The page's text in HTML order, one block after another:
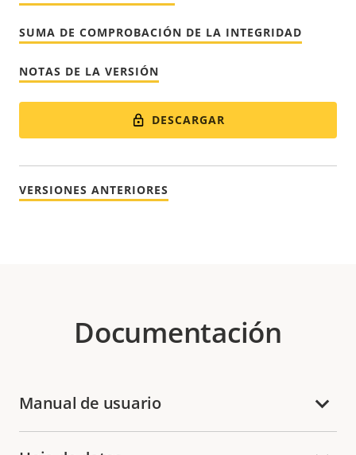
SUMA DE COMPROBACIÓN DE LA INTEGRIDAD
NOTAS DE LA VERSIÓN
DESCARGAR
VERSIONES ANTERIORES
Documentación
Manual de usuario